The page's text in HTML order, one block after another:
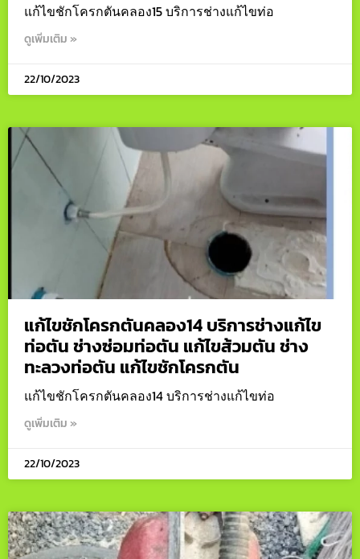
แก้ไขชักโครกตันคลอง15 บริการช่างแก้ไขท่อ
ดูเพิ่มเติม »
22/10/2023
แก้ไขชักโครกตันคลอง14 บริการช่างแก้ไข
ท่อตัน ช่างซ่อมท่อตัน แก้ไขส้วมตัน ช่าง
ทะลวงท่อตัน แก้ไขชักโครกตัน
แก้ไขชักโครกตันคลอง14 บริการช่างแก้ไขท่อ
ดูเพิ่มเติม »
22/10/2023